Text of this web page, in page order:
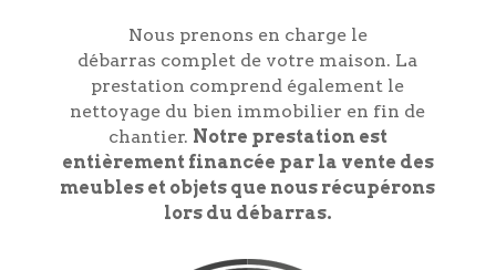
Nous prenons en charge le
débarras complet de votre maison. La
prestation comprend également le
nettoyage du bien immobilier en fin de
chantier. Notre prestation est
entièrement financée par la vente des
meubles et objets que nous récupérons
lors du débarras.